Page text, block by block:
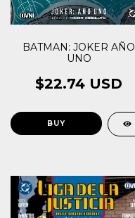
BATMAN: JOKER AÑO
UNO
$22.74 USD